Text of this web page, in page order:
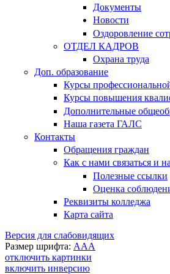
Документы
Новости
Оздоровление
ОТДЕЛ КАДРОВ
Охрана труда
Доп. образование
Курсы
Курсы повышения
Дополнительные
Наша газета ГАЛС
Контакты
Обращения граждан
Как с нами связаться и
Полезные ссылки
Оценка
Реквизиты колледжа
Карта сайта
Версия для слабовидящих
Размер шрифта: AAA
отключить картинки
включить инверсию